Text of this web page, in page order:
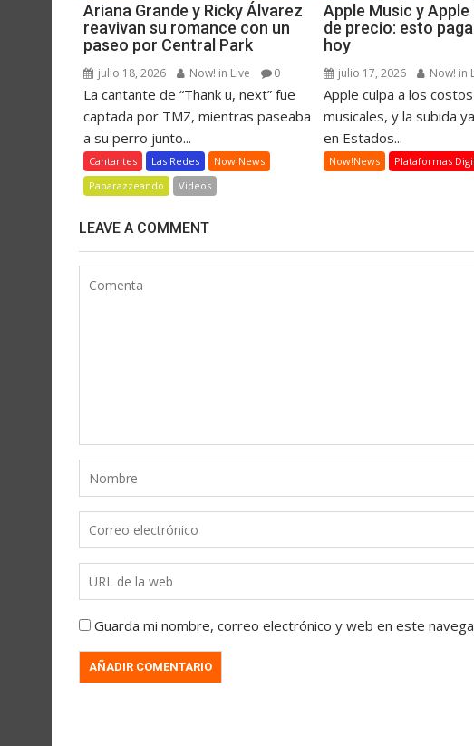
Ariana Grande y Ricky Álvarez
reavivan su romance con un
paseo por Central Park
julio 18, 2026 Now! in Live 0
La cantante de “Thank u, next” fue
captada por TMZ, mientras paseaba
a su perro junto...
Cantantes Las Redes
Now!News
Paparazzeando
Videos
Apple Music y Apple
de precio: esto
hoy
julio 17, 2026 Now! in
Apple culpa a los
musicales, y la subida
en Estados...
Now!News Plataformas
LEAVE A COMMENT
Guarda mi nombre, correo electrónico y web en este